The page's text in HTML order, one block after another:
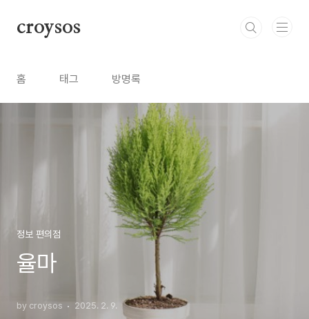
croysos
홈 태그 방명록
정보 편의점
율마
by croysos 2025. 2. 9.